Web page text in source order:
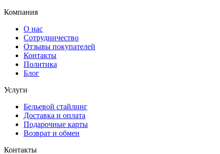
Компания
О нас
Сотрудничество
Отзывы покупателей
Контакты
Политика
Блог
Услуги
Бельевой стайлинг
Доставка и оплата
Подарочные карты
Возврат и обмен
Контакты